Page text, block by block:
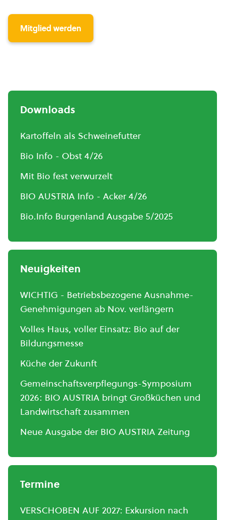
Mitglied werden
Downloads
Kartoffeln als Schweinefutter
Bio Info - Obst 4/26
Mit Bio fest verwurzelt
BIO AUSTRIA Info - Acker 4/26
Bio.Info Burgenland Ausgabe 5/2025
Neuigkeiten
WICHTIG - Betriebsbezogene Ausnahme-
Genehmigungen ab Nov. verlängern
Volles Haus, voller Einsatz: Bio auf der
Bildungsmesse
Küche der Zukunft
Gemeinschaftsverpflegungs-Symposium
2026: BIO AUSTRIA bringt Großküchen und
Landwirtschaft zusammen
Neue Ausgabe der BIO AUSTRIA Zeitung
Termine
VERSCHOBEN AUF 2027: Exkursion nach